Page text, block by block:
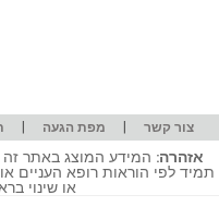
צור קשר | מפת הגעה |
אזהרה: המידע המוצג באתר זה
תמיד לפי הוראות רופא העניים
או שינוי